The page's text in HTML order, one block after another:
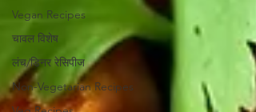
Vegan Recipes
चावल विशेष
लंच/डिनर रेसिपीज
Non-Vegetarian Recipes